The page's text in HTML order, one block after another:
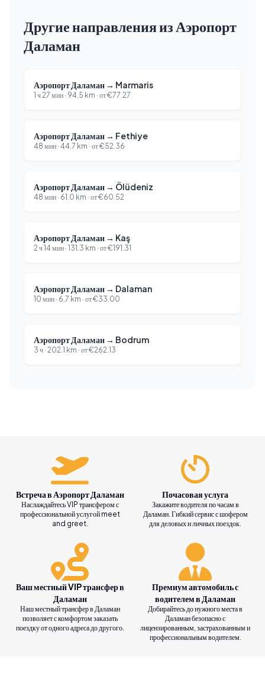
Другие направления из Аэропорт
Даламан
Аэропорт Даламан → Marmaris
1 ч 27 мин · 94.5 km · от€77.27
Аэропорт Даламан → Fethiye
48 мин · 44.7 km · от€52.36
Аэропорт Даламан → Ölüdeniz
48 мин · 61.0 km · от€60.52
Аэропорт Даламан → Kaş
2 ч 14 мин · 131.3 km · от€191.31
Аэропорт Даламан → Dalaman
10 мин · 6.7 km · от€33.00
Аэропорт Даламан → Bodrum
3 ч · 202.1 km · от€262.13
Встреча в Аэропорт Даламан
Наслаждайтесь VIP трансфером с
профессиональной услугой meet
and greet.
Почасовая услуга
Закажите водителя по часам в
Даламан. Гибкий сервис с шофером
для деловых и личных поездок.
Ваш местный VIP трансфер в
Даламан
Наш местный трансфер в Даламан
позволяет с комфортом заказать
поездку от одного адреса до другого.
Премиум автомобиль с
водителем в Даламан
Добирайтесь до нужного места в
Даламан безопасно с
лицензированным, застрахованным и
профессиональным водителем.